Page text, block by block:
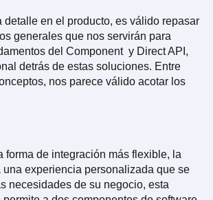
detalle en el producto, es válido repasar
generales que nos servirán para
del Component y Direct API,
detrás de estas soluciones. Entre
nos parece válido acotar los
forma de integración más flexible, la
una experiencia personalizada que se
necesidades de su negocio, esta